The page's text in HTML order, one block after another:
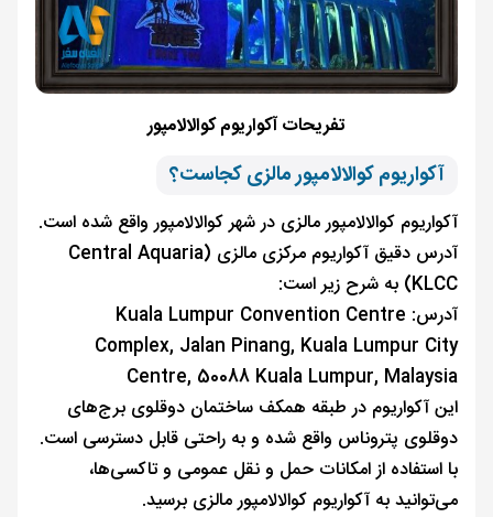
تفریحات آکواریوم کوالالامپور
آکواریوم کوالالامپور مالزی کجاست؟
آکواریوم کوالالامپور مالزی در شهر کوالالامپور واقع شده است.
آدرس دقیق آکواریوم مرکزی مالزی (Central Aquaria
KLCC) به شرح زیر است:
آدرس: Kuala Lumpur Convention Centre
Complex, Jalan Pinang, Kuala Lumpur City
Centre, 50088 Kuala Lumpur, Malaysia
این آکواریوم در طبقه همکف ساختمان دوقلوی برج‌های
دوقلوی پتروناس واقع شده و به راحتی قابل دسترسی است.
با استفاده از امکانات حمل و نقل عمومی و تاکسی‌ها،
می‌توانید به آکواریوم کوالالامپور مالزی برسید.